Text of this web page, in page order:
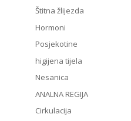
Štitna žlijezda
Hormoni
Posjekotine
higijena tijela
Nesanica
ANALNA REGIJA
Cirkulacija